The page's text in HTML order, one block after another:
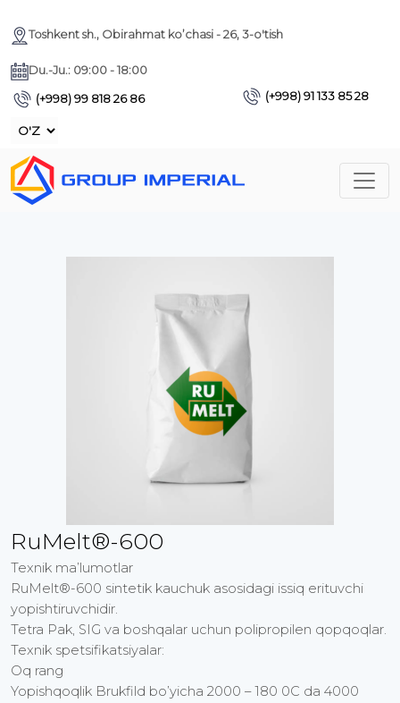
Toshkent sh., Obirahmat ko’chasi - 26, 3-o'tish
Du.-Ju.: 09:00 - 18:00
(+998) 99 818 26 86
(+998) 91 133 85 28
RuMelt®-600
Texnik ma’lumotlar
RuMelt®-600 sintetik kauchuk asosidagi issiq erituvchi
yopishtiruvchidir.
Tetra Pak, SIG va boshqalar uchun polipropilen qopqoqlar.
Texnik spetsifikatsiyalar:
Oq rang
Yopishqoqlik Brukfild bo’yicha 2000 – 180 0C da 4000